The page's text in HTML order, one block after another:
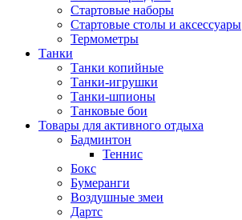
Стартовые наборы
Стартовые столы и аксессуары
Термометры
Танки
Танки копийные
Танки-игрушки
Танки-шпионы
Танковые бои
Товары для активного отдыха
Бадминтон
Теннис
Бокс
Бумеранги
Воздушные змеи
Дартс